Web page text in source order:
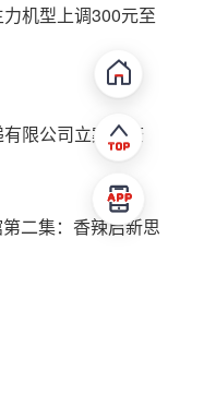
机型上调300元至
限公司立案调查
二集：香辣启新思